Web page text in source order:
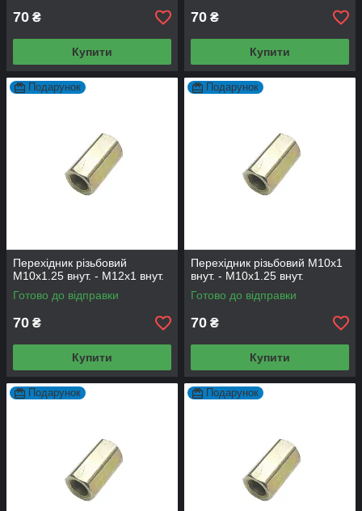
70 ₴
Купити
70 ₴
Купити
Подарунок
Перехідник різьбовий
М10х1.25 внут. - М12х1 внут.
Готово до відправки
70 ₴
Купити
Подарунок
Перехідник різьбовий М10х1
внут. - М10х1.25 внут.
Готово до відправки
70 ₴
Купити
Подарунок Подарунок